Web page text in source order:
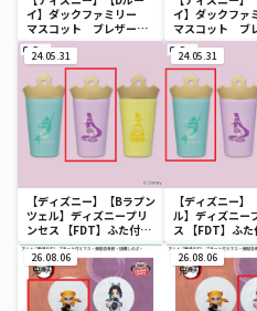
イ】ダックファミリー
マスコット ブレザーコ
スチューム
イ】ダックファ
マスコット ブ
スチューム
24.05.31
【ディズニー】【Bラプン
ツェル】ディズニープリ
ンセス 【FDT】ふた付き
タンブラー
24.05.31
【ディズニー】
ル】ディズニー
ス 【FDT】ふ
ブラー
26.08.06 26.08.06